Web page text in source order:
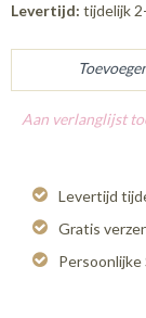
Levertijd: tijdelijk
Aan verlanglijst
Levertijd
Gratis
Persoonlijke